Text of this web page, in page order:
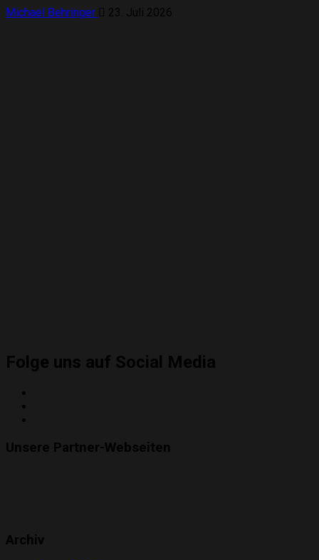
Michael Behringer 23. Juli 2026
Folge uns auf Social Media
Unsere Partner-Webseiten
Archiv